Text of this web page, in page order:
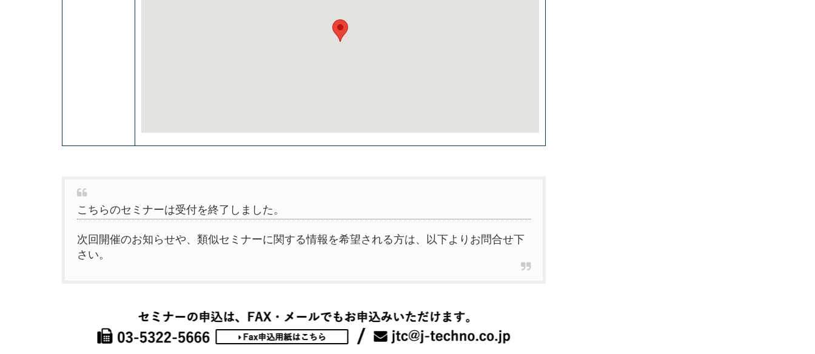
こちらのセミナーは受付を終了しました。
次回開催のお知らせや、類似セミナーに関する情報を希望される方は、以下よりお問合せ下
さい。